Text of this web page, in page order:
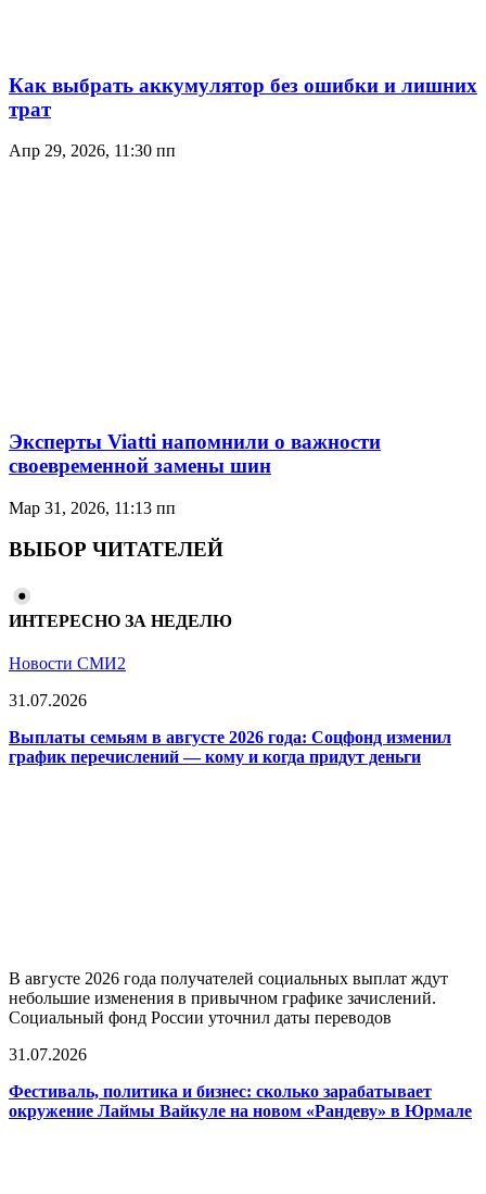
Как выбрать аккумулятор без ошибки и лишних
трат
Апр 29, 2026, 11:30 пп
Эксперты Viatti напомнили о важности
своевременной замены шин
Мар 31, 2026, 11:13 пп
ВЫБОР ЧИТАТЕЛЕЙ
ИНТЕРЕСНО ЗА НЕДЕЛЮ
Новости СМИ2
31.07.2026
Выплаты семьям в августе 2026 года: Соцфонд изменил
график перечислений — кому и когда придут деньги
В августе 2026 года получателей социальных выплат ждут
небольшие изменения в привычном графике зачислений.
Социальный фонд России уточнил даты переводов
31.07.2026
Фестиваль, политика и бизнес: сколько зарабатывает
окружение Лаймы Вайкуле на новом «Рандеву» в Юрмале